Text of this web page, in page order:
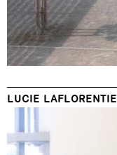
LUCIE LAFLORENTIE